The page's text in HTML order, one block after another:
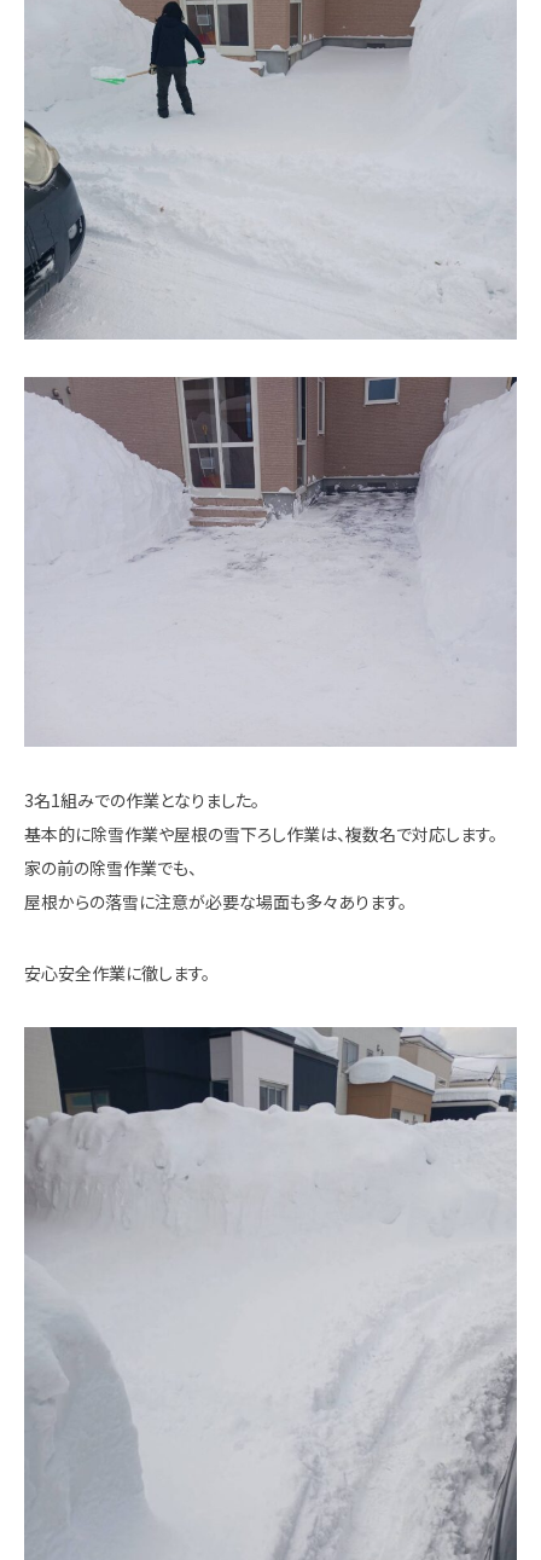
3名1組みでの作業となりました。
基本的に除雪作業や屋根の雪下ろし作業は、複数名で対応します。
家の前の除雪作業でも、
屋根からの落雪に注意が必要な場面も多々あります。
安心安全作業に徹します。